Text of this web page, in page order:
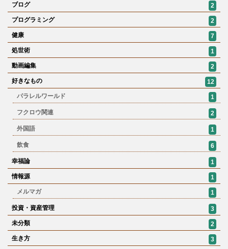
ブログ
2
プログラミング
2
健康
7
処世術
1
動画編集
2
好きなもの
12
パラレルワールド
1
フクロウ関連 2
外国語 1
飲食 6
幸福論
1
情報源
1
メルマガ
1
投資・資産管理
3
未分類
2
生き方
3